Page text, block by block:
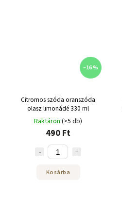
–16 %
Citromos szóda oranszóda
olasz limonádé 330 ml
Raktáron (>5 db)
490 Ft
Kosárba